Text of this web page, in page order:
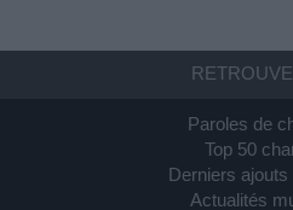
Paroles de
Top 50
Derniers ajouts
Actualités